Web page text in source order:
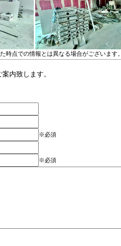
点での情報とは異なる場合がございます
内致します。
※必須
※必須